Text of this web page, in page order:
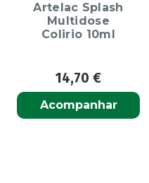
Artelac Splash
Multidose
Colirio 10ml
14,70 €
Acompanhar